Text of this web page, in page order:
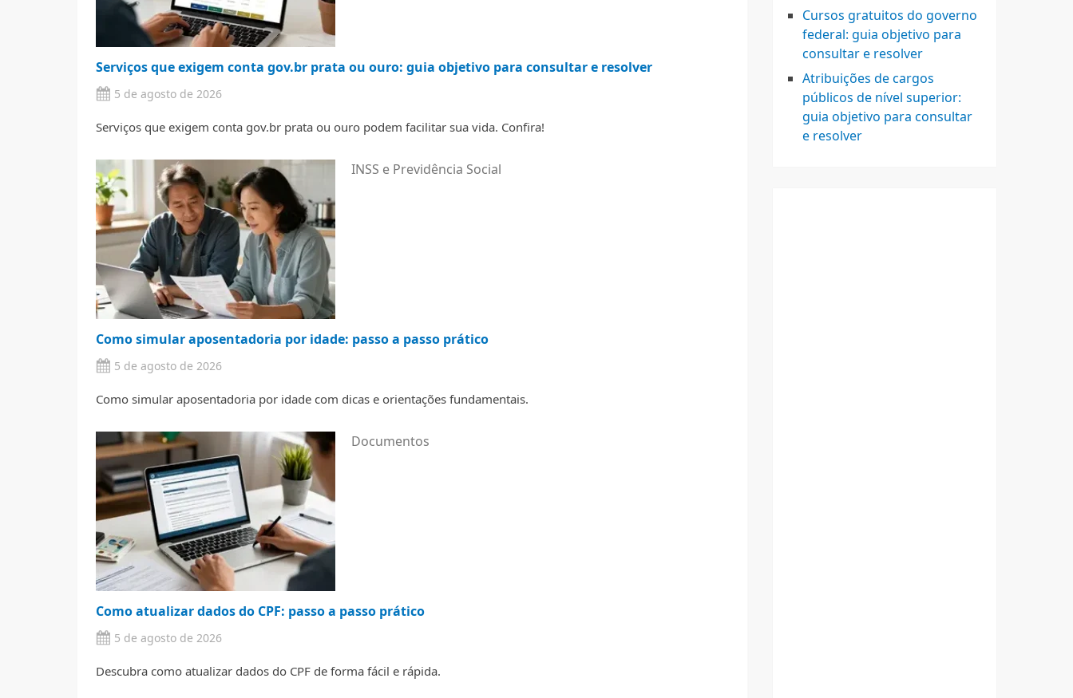
Serviços que exigem conta gov.br prata ou ouro: guia objetivo para consultar e resolver
5 de agosto de 2026
Serviços que exigem conta gov.br prata ou ouro podem facilitar sua vida. Confira!
INSS e Previdência Social
Como simular aposentadoria por idade: passo a passo prático
5 de agosto de 2026
Como simular aposentadoria por idade com dicas e orientações fundamentais.
Documentos
Como atualizar dados do CPF: passo a passo prático
5 de agosto de 2026
Descubra como atualizar dados do CPF de forma fácil e rápida.
Cursos gratuitos do governo
federal: guia objetivo para
consultar e resolver
Atribuições de cargos
públicos de nível superior:
guia objetivo para consultar
e resolver